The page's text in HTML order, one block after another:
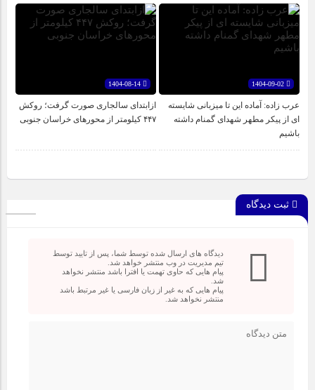
1404-09-02
عرب زاده: آماده این تا میزبانی شایسته
ای از پیکر مطهر شهدای گمنام داشته
باشیم
ازابتدای سالجاری صورت گرفت؛ روکش
۴۴۷ کیلومتر از محورهای خراسان جنوبی
ثبت دیدگاه
دیدگاه های ارسال شده توسط شما، پس از تایید توسط
تیم مدیریت در وب منتشر خواهد شد.
پیام هایی که حاوی تهمت یا افترا باشد منتشر نخواهد
شد.
پیام هایی که به غیر از زبان فارسی یا غیر مرتبط باشد
منتشر نخواهد شد.